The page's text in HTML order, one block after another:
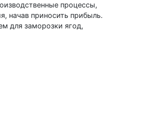
процессы,
начав приносить прибыль.
для заморозки ягод,